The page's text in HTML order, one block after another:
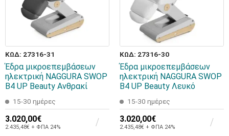
ΚΩΔ: 27316-31
Έδρα μικροεπεμβάσεων
ηλεκτρική NAGGURA SWOP
B4 UP Beauty Ανθρακί
15-30 ημέρες
3.020,00€
2.435,48€ + ΦΠΑ 24%
ΚΩΔ: 27316-30
Έδρα μικροεπεμβάσεων
ηλεκτρική NAGGURA SWOP
B4 UP Beauty Λευκό
15-30 ημέρες
3.020,00€
2.435,48€ + ΦΠΑ 24%